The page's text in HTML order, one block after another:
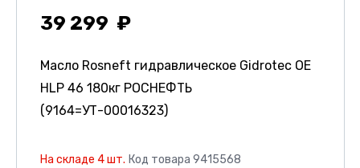
39 299
Масло Rosneft гидравлическое Gidrotec OE
HLP 46 180кг РОСНЕФТЬ
(9164=УТ-00016323)
На складе 4 шт. Код товара 9415568